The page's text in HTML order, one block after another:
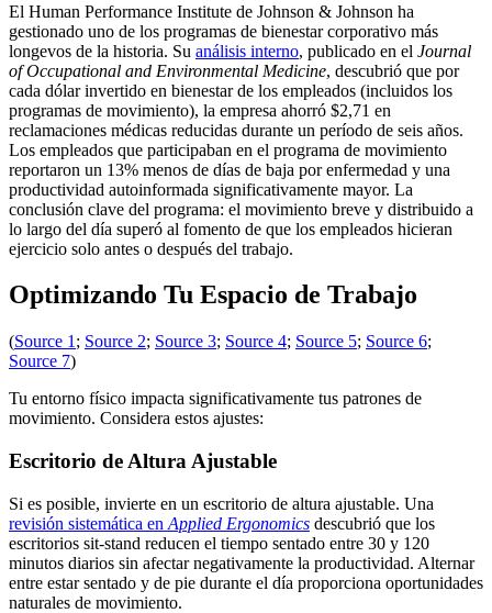
El Human Performance Institute de Johnson & Johnson ha
gestionado uno de los programas de bienestar corporativo más
longevos de la historia. Su análisis interno, publicado en el Journal
of Occupational and Environmental Medicine, descubrió que por
cada dólar invertido en bienestar de los empleados (incluidos los
programas de movimiento), la empresa ahorró $2,71 en
reclamaciones médicas reducidas durante un período de seis años.
Los empleados que participaban en el programa de movimiento
reportaron un 13% menos de días de baja por enfermedad y una
productividad autoinformada significativamente mayor. La
conclusión clave del programa: el movimiento breve y distribuido a
lo largo del día superó al fomento de que los empleados hicieran
ejercicio solo antes o después del trabajo.
Optimizando Tu Espacio de Trabajo
(Source 1 ; Source 2; Source 3; Source 4; Source 5; Source 6;
Source 7)
Tu entorno físico impacta significativamente tus patrones de
movimiento. Considera estos ajustes:
Escritorio de Altura Ajustable
Si es posible, invierte en un escritorio de altura ajustable. Una
revisión sistemática en Applied Ergonomics descubrió que los
escritorios sit-stand reducen el tiempo sentado entre 30 y 120
minutos diarios sin afectar negativamente la productividad. Alternar
entre estar sentado y de pie durante el día proporciona oportunidades
naturales de movimiento.